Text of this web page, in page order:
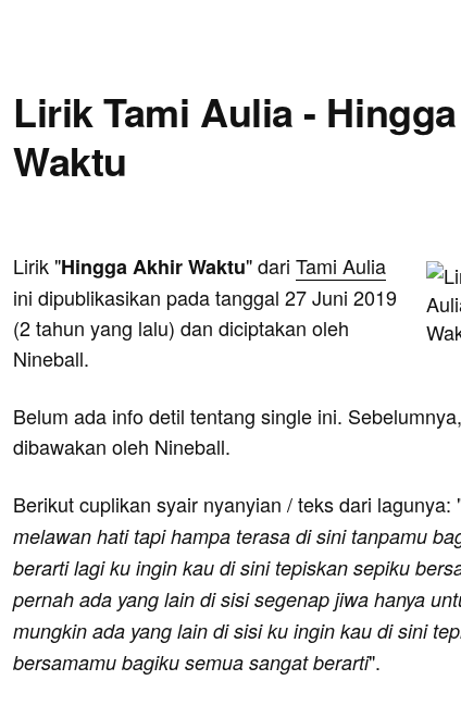
Lirik Tami Aulia -
Waktu
Lirik "Hingga Akhir Waktu" dari Tami Aulia
ini dipublikasikan pada tanggal 27 Juni 2019
(2 tahun yang lalu) dan diciptakan oleh
Nineball.
Belum ada info detil tentang single ini.
dibawakan oleh Nineball.
Berikut cuplikan syair nyanyian / teks dari lagunya:
melawan hati tapi hampa terasa di sini tanpamu
berarti lagi ku ingin kau di sini tepiskan sepiku
pernah ada yang lain di sisi segenap jiwa hanya
mungkin ada yang lain di sisi ku ingin kau di sini
bersamamu bagiku semua sangat berarti".